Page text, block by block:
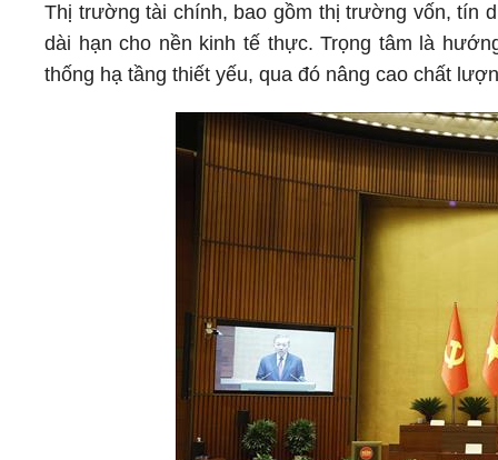
Thị trường tài chính, bao gồm thị trường vốn, tín
dài hạn cho nền kinh tế thực. Trọng tâm là
thống hạ tầng thiết yếu, qua đó nâng cao chất